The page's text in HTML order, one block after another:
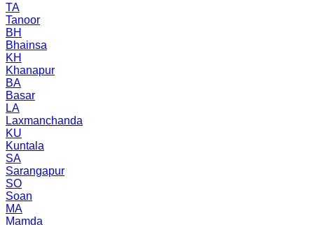
TA
Tanoor
BH
Bhainsa
KH
Khanapur
BA
Basar
LA
Laxmanchanda
KU
Kuntala
SA
Sarangapur
SO
Soan
MA
Mamda